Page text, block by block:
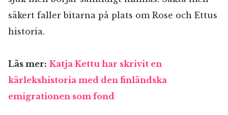
säkert faller bitarna på plats om Rose och Ettus
historia.
Läs mer: Katja Kettu har skrivit en
kärlekshistoria med den finländska
emigrationen som fond